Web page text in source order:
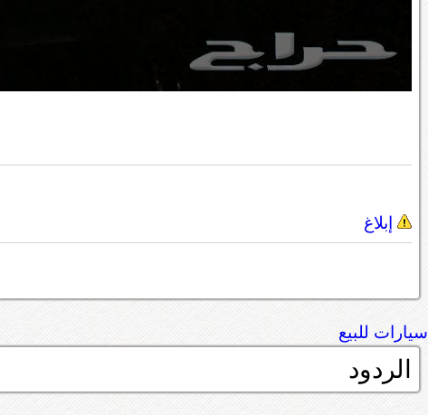
إبلاغ
سيارات للبيع
الردود